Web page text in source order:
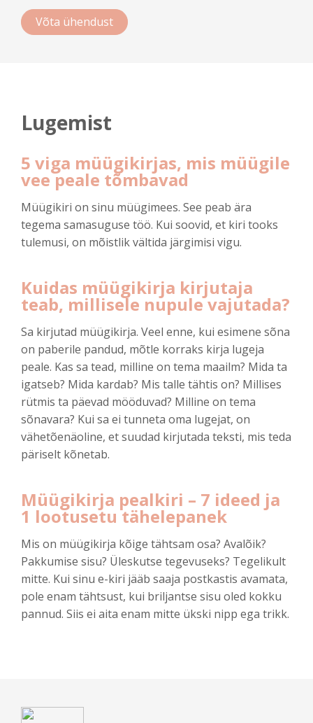
Võta ühendust
Lugemist
5 viga müügikirjas, mis müügile
vee peale tõmbavad
Müügikiri on sinu müügimees. See peab ära
tegema samasuguse töö. Kui soovid, et kiri tooks
tulemusi, on mõistlik vältida järgimisi vigu.
Kuidas müügikirja kirjutaja
teab, millisele nupule vajutada?
Sa kirjutad müügikirja. Veel enne, kui esimene sõna
on paberile pandud, mõtle korraks kirja lugeja
peale. Kas sa tead, milline on tema maailm? Mida ta
igatseb? Mida kardab? Mis talle tähtis on? Millises
rütmis ta päevad mööduvad? Milline on tema
sõnavara? Kui sa ei tunneta oma lugejat, on
vähetõenäoline, et suudad kirjutada teksti, mis teda
päriselt kõnetab.
Müügikirja pealkiri – 7 ideed ja
1 lootusetu tähelepanek
Mis on müügikirja kõige tähtsam osa? Avalõik?
Pakkumise sisu? Üleskutse tegevuseks? Tegelikult
mitte. Kui sinu e-kiri jääb saaja postkastis avamata,
pole enam tähtsust, kui briljantse sisu oled kokku
pannud. Siis ei aita enam mitte ükski nipp ega trikk.